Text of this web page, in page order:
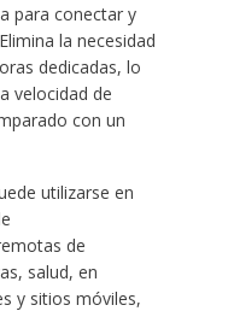
para conectar y
la necesidad
dedicadas, lo
velocidad de
con un
utilizarse en
de
salud, en
y sitios móviles,